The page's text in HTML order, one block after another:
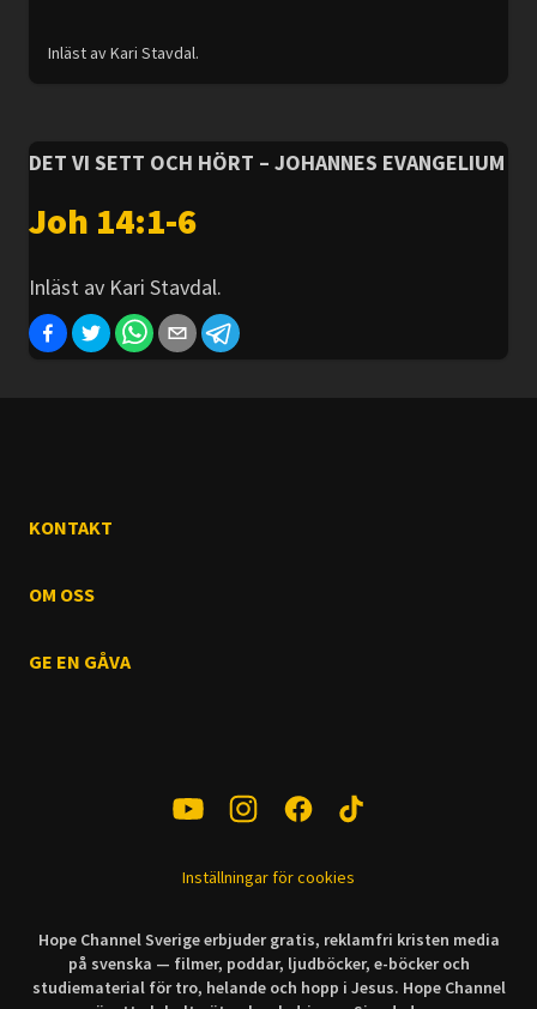
Inläst av Kari Stavdal.
DET VI SETT OCH HÖRT – JOHANNES EVANGELIUM
Joh 14:1-6
Inläst av Kari Stavdal.
KONTAKT
OM OSS
GE EN GÅVA
Inställningar för cookies
Hope Channel Sverige erbjuder gratis, reklamfri kristen media
på svenska — filmer, poddar, ljudböcker, e-böcker och
studiematerial för tro, helande och hopp i Jesus. Hope Channel